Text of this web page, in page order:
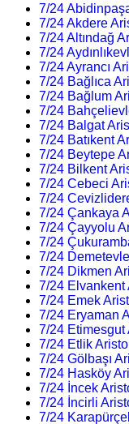
7/24
7/24 Akdere
7/24 Altındağ
7/24
7/24 Ayrancı
7/24 Bağlıca
7/24 Bağlum
7/24
7/24 Balgat
7/24 Batıkent
7/24 Beytepe
7/24 Bilkent
7/24 Cebeci
7/24
7/24 Çankaya
7/24 Çayyolu
7/24
7/24
7/24 Dikmen
7/24 Elvankent
7/24 Emek
7/24 Eryaman
7/24 Etimesgut
7/24 Etlik
7/24 Gölbaşı
7/24 Hasköy
7/24 İncek
7/24 İncirli
7/24